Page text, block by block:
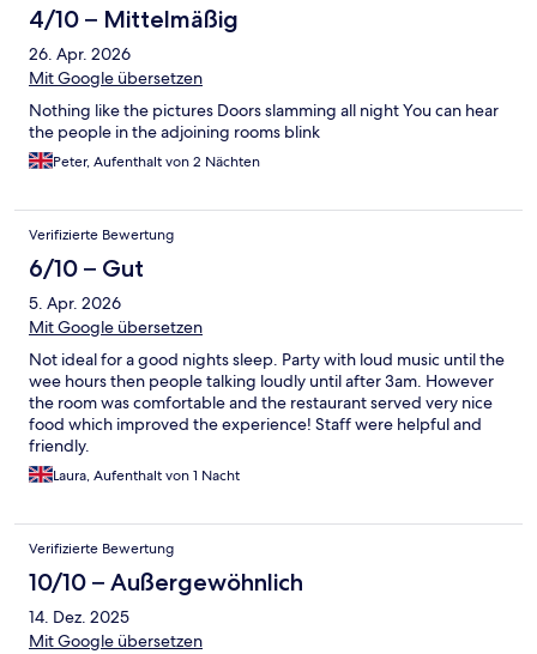
4/10 – Mittelmäßig
26. Apr. 2026
Mit Google übersetzen
Nothing like the pictures Doors slamming all night You can hear
the people in the adjoining rooms blink
Peter, Aufenthalt von 2 Nächten
Verifizierte Bewertung
6/10 – Gut
5. Apr. 2026
Mit Google übersetzen
Not ideal for a good nights sleep. Party with loud music until the
wee hours then people talking loudly until after 3am. However
the room was comfortable and the restaurant served very nice
food which improved the experience! Staff were helpful and
friendly.
Laura, Aufenthalt von 1 Nacht
Verifizierte Bewertung
10/10 – Außergewöhnlich
14. Dez. 2025
Mit Google übersetzen